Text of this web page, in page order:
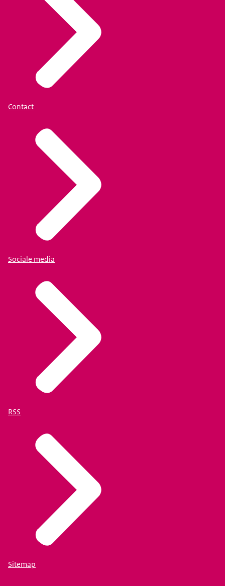
Contact
Sociale media
RSS
Sitemap